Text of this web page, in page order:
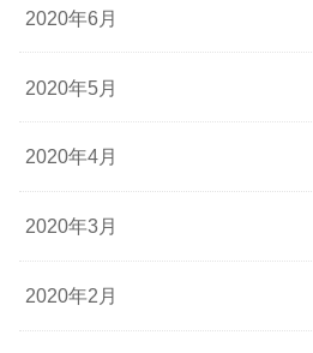
2020年6月
2020年5月
2020年4月
2020年3月
2020年2月